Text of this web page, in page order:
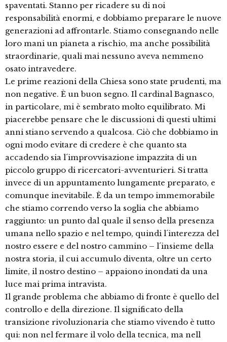
spaventati. Stanno per ricadere su di noi
responsabilità enormi, e dobbiamo preparare le nuove
generazioni ad affrontarle. Stiamo consegnando nelle
loro mani un pianeta a rischio, ma anche possibilità
straordinarie, quali mai nessuno aveva nemmeno
osato intravedere.
Le prime reazioni della Chiesa sono state prudenti, ma
non negative. È un buon segno. Il cardinal Bagnasco,
in particolare, mi è sembrato molto equilibrato. Mi
piacerebbe pensare che le discussioni di questi ultimi
anni stiano servendo a qualcosa. Ciò che dobbiamo in
ogni modo evitare di credere è che quanto sta
accadendo sia l´improvvisazione impazzita di un
piccolo gruppo di ricercatori-avventurieri. Si tratta
invece di un appuntamento lungamente preparato, e
comunque inevitabile. È da un tempo immemorabile
che stiamo correndo verso la soglia che abbiamo
raggiunto: un punto dal quale il senso della presenza
umana nello spazio e nel tempo, quindi l´interezza del
nostro essere e del nostro cammino – l´insieme della
nostra storia, il cui accumulo diventa, oltre un certo
limite, il nostro destino – appaiono inondati da una
luce mai prima intravista.
Il grande problema che abbiamo di fronte è quello del
controllo e della direzione. Il significato della
transizione rivoluzionaria che stiamo vivendo è tutto
qui: non nel fermare il volo della tecnica, ma nell